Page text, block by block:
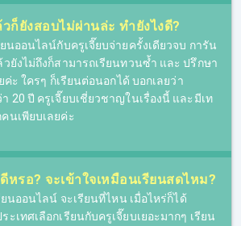
ออนไลน์ของเรา
างออนไลน์ หลังจากที่ผู้เรียนชำระเงิน
ารถ Log in เข้าระบบเพื่อเรียนออนไลน์ได้
รียนเองได้ หรือรับชมย้อนหลังได้แบบไม่อั้น
องคอร์ส)
วก็ยังสอบไม่ผ่านล่ะ ทำยังไงดี?
นออนไลน์กับครูเจี๊ยบจ่ายครั้งเดียวจบ การัน
ยังไม่ถึงก็สามารถเรียนทวนซ้ำ และ ปรึกษา
ค่ะ ใครๆ ก็เรียนต่อนอกได้ บอกเลยว่า
20 ปี ครูเจี๊ยบเชี่ยวชาญในเรื่องนี้ และมีเท
นเพียบเลยค่ะ
หรอ? จะเข้าใจเหมือนเรียนสดไหม?​
นออนไลน์ จะเรียนที่ไหน เมื่อไหร่ก็ได้
ะเทศเลือกเรียนกับครูเจี๊ยบเยอะมากๆ เรียน